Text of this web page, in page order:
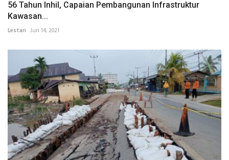
56 Tahun Inhil, Capaian Pembangunan Infrastruktur
Kawasan...
Lestari Jun 14, 2021